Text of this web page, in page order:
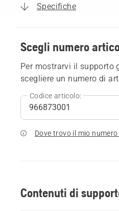
Specifiche
Scegli numero
Per mostrarvi il supporto
scegliere un numero di
Codice articolo:
Dove trovo il mio
Contenuti di